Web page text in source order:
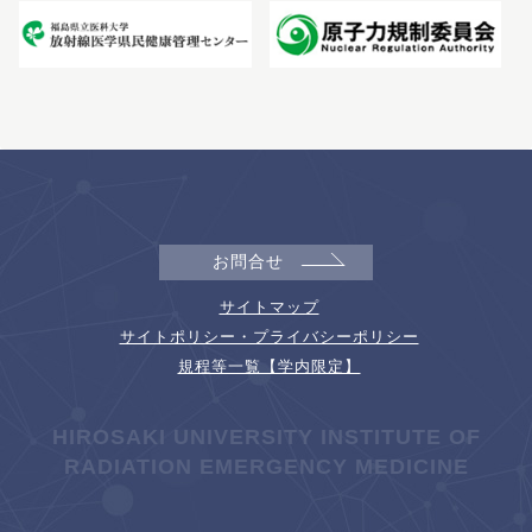
お問合せ
サイトマップ
サイトポリシー・プライバシーポリシー
規程等一覧【学内限定】
HIROSAKI UNIVERSITY INSTITUTE OF
RADIATION EMERGENCY MEDICINE